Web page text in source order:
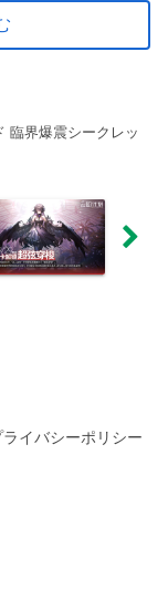
臨界爆震シークレッ
ライバシーポリシー